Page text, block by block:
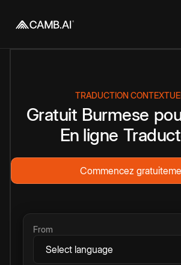
TRADUCTION
Gratuit Burmese
En ligne
Commencez
From